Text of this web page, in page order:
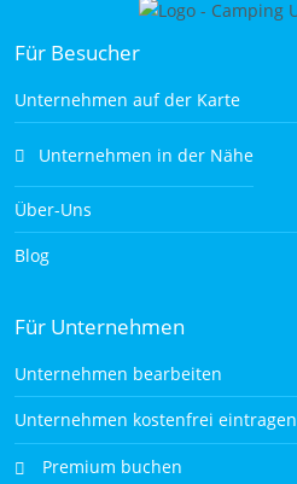
Für Besucher
Unternehmen auf der Karte
Unternehmen in der Nähe
Über-Uns
Blog
Für Unternehmen
Unternehmen bearbeiten
Unternehmen kostenfrei eintragen
Premium buchen